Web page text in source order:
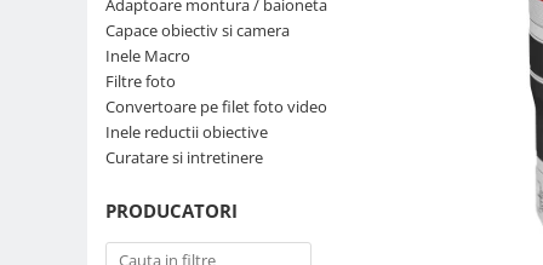
Huse si tocuri protectie obiective
Obiective Cinematice
Parasolare
Teleconvertoare
Adaptoare montura / baioneta
Capace obiectiv si camera
Inele Macro
Filtre foto
Convertoare pe filet foto video
Inele reductii obiective
Curatare si intretinere
PRODUCATORI